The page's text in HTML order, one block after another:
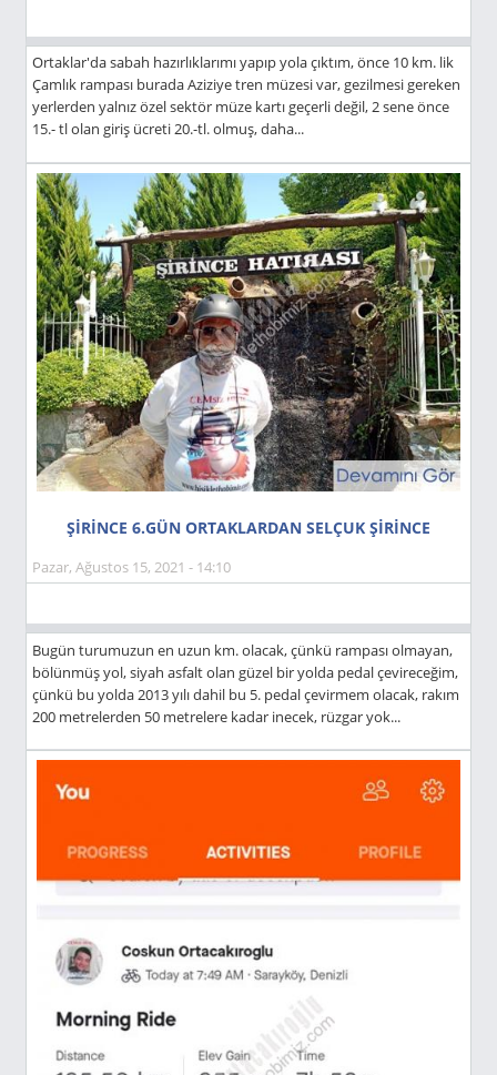
Ortaklar'da sabah hazırlıklarımı yapıp yola çıktım, önce 10 km. lik
Çamlık rampası burada Aziziye tren müzesi var, gezilmesi gereken
yerlerden yalnız özel sektör müze kartı geçerli değil, 2 sene önce
15.- tl olan giriş ücreti 20.-tl. olmuş, daha...
ŞİRİNCE 6.GÜN ORTAKLARDAN SELÇUK ŞİRİNCE
Pazar, Ağustos 15, 2021 - 14:10
Bugün turumuzun en uzun km. olacak, çünkü rampası olmayan,
bölünmüş yol, siyah asfalt olan güzel bir yolda pedal çevireceğim,
çünkü bu yolda 2013 yılı dahil bu 5. pedal çevirmem olacak, rakım
200 metrelerden 50 metrelere kadar inecek, rüzgar yok...